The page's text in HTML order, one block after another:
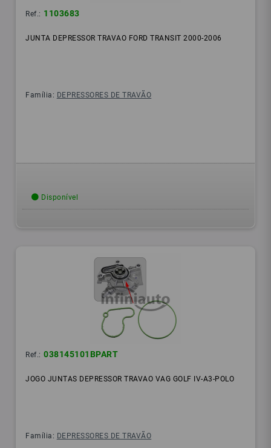
Ref.: 1103683
JUNTA DEPRESSOR TRAVAO FORD TRANSIT 2000-2006
Família: DEPRESSORES DE TRAVÃO
Disponível
Ref.: 038145101BPART
JOGO JUNTAS DEPRESSOR TRAVAO VAG GOLF IV-A3-POLO
Família: DEPRESSORES DE TRAVÃO